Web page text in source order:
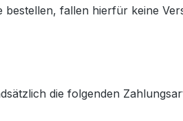
bestellen, fallen hierfür keine
die folgenden